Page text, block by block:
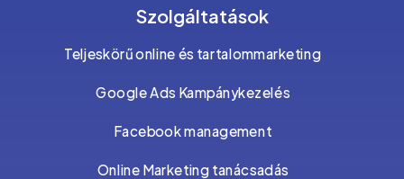
Szolgáltatások
Teljeskörű online és tartalommarketing
Google Ads Kampánykezelés
Facebook management
Online Marketing tanácsadás